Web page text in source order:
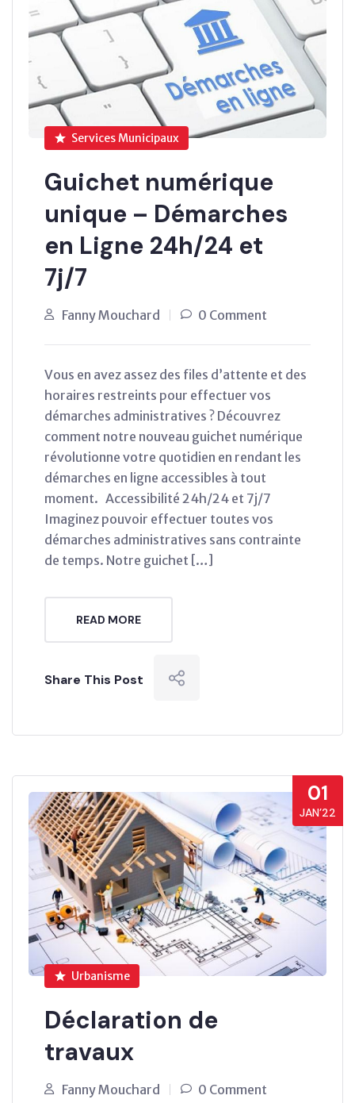
Services Municipaux
Guichet numérique
unique – Démarches
en Ligne 24h/24 et
7j/7
Fanny Mouchard 0 Comment
Vous en avez assez des files d’attente et des
horaires restreints pour effectuer vos
démarches administratives ? Découvrez
comment notre nouveau guichet numérique
révolutionne votre quotidien en rendant les
démarches en ligne accessibles à tout
moment. Accessibilité 24h/24 et 7j/7
Imaginez pouvoir effectuer toutes vos
démarches administratives sans contrainte
de temps. Notre guichet […]
READ MORE
Share This Post
01
JAN’22
Urbanisme
Déclaration de
travaux
Fanny Mouchard 0 Comment